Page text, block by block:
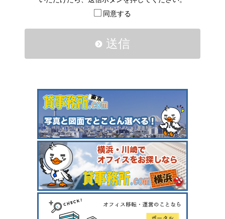
同意する
送信